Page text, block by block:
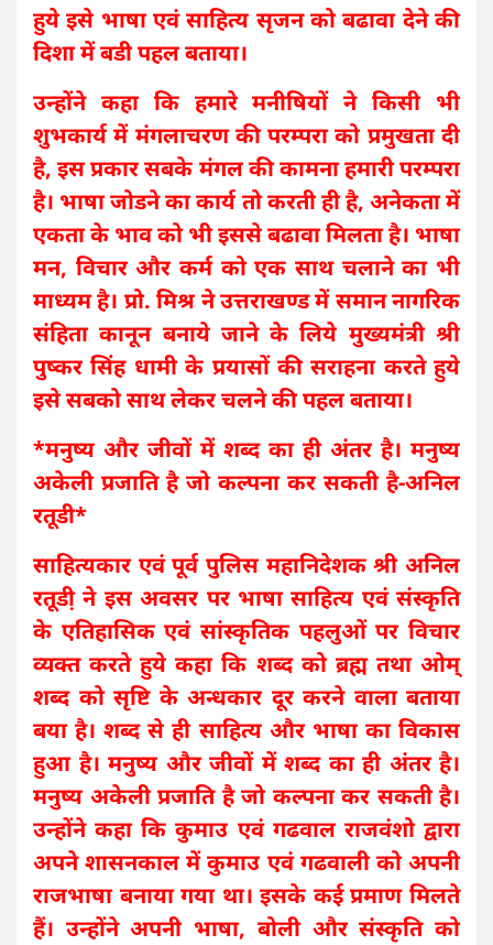
हुये इसे भाषा एवं साहित्य सृजन को बढावा देने की
दिशा में बडी पहल बताया।
उन्होंने कहा कि हमारे मनीषियों ने किसी भी
शुभकार्य में मंगलाचरण की परम्परा को प्रमुखता दी
है, इस प्रकार सबके मंगल की कामना हमारी परम्परा
है। भाषा जोडने का कार्य तो करती ही है, अनेकता में
एकता के भाव को भी इससे बढावा मिलता है। भाषा
मन, विचार और कर्म को एक साथ चलाने का भी
माध्यम है। प्रो. मिश्र ने उत्तराखण्ड में समान नागरिक
संहिता कानून बनाये जाने के लिये मुख्यमंत्री श्री
पुष्कर सिंह धामी के प्रयासों की सराहना करते हुये
इसे सबको साथ लेकर चलने की पहल बताया।
*मनुष्य और जीवों में शब्द का ही अंतर है। मनुष्य
अकेली प्रजाति है जो कल्पना कर सकती है-अनिल
रतूडी*
साहित्यकार एवं पूर्व पुलिस महानिदेशक श्री अनिल
रतूडी़ ने इस अवसर पर भाषा साहित्य एवं संस्कृति
के एतिहासिक एवं सांस्कृतिक पहलुओं पर विचार
व्यक्त करते हुये कहा कि शब्द को ब्रह्म तथा ओम्
शब्द को सृष्टि के अन्धकार दूर करने वाला बताया
बया है। शब्द से ही साहित्य और भाषा का विकास
हुआ है। मनुष्य और जीवों में शब्द का ही अंतर है।
मनुष्य अकेली प्रजाति है जो कल्पना कर सकती है।
उन्होंने कहा कि कुमाउ एवं गढवाल राजवंशो द्वारा
अपने शासनकाल में कुमाउ एवं गढवाली को अपनी
राजभाषा बनाया गया था। इसके कई प्रमाण मिलते
हैं। उन्होंने अपनी भाषा, बोली और संस्कृति को